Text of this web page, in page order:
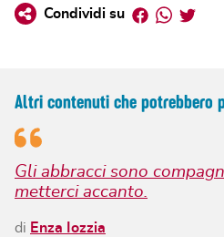
Condividi su Facebook
Altri contenuti che potrebbero
Gli abbracci sono
metterci accanto.
di Enza Iozzia